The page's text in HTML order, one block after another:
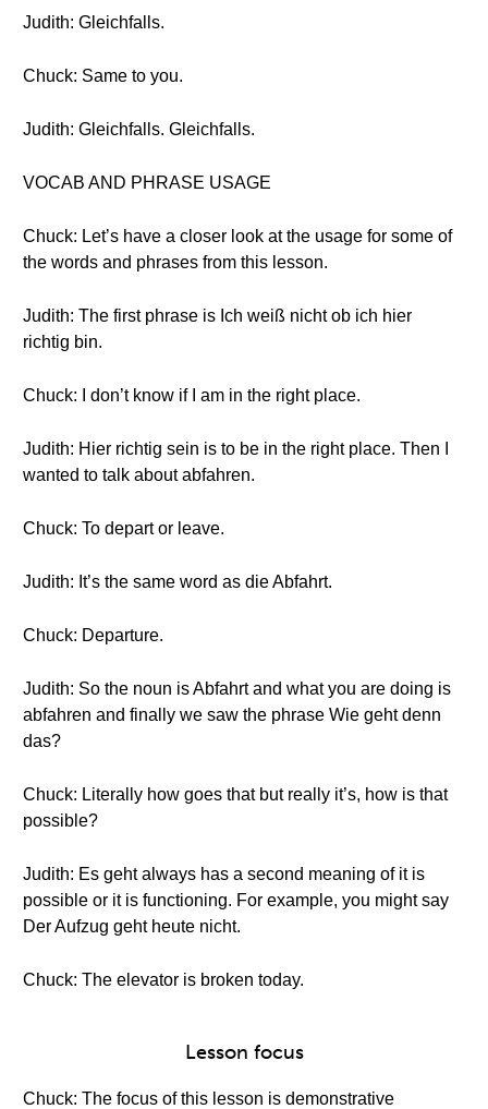
Judith: Gleichfalls.
Chuck: Same to you.
Judith: Gleichfalls. Gleichfalls.
VOCAB AND PHRASE USAGE
Chuck: Let’s have a closer look at the usage for some of
the words and phrases from this lesson.
Judith: The first phrase is Ich weiß nicht ob ich hier
richtig bin.
Chuck: I don’t know if I am in the right place.
Judith: Hier richtig sein is to be in the right place. Then I
wanted to talk about abfahren.
Chuck: To depart or leave.
Judith: It’s the same word as die Abfahrt.
Chuck: Departure.
Judith: So the noun is Abfahrt and what you are doing is
abfahren and finally we saw the phrase Wie geht denn
das?
Chuck: Literally how goes that but really it’s, how is that
possible?
Judith: Es geht always has a second meaning of it is
possible or it is functioning. For example, you might say
Der Aufzug geht heute nicht.
Chuck: The elevator is broken today.
Lesson focus
Chuck: The focus of this lesson is demonstrative